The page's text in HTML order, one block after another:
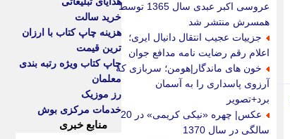
عروسی اکبر عبدی سال 1365 توسط
همسرش منتشر شد
جزییات عجیب انتقال دانیال ایری؛
اعلام رقم رضایت نامه مدافع جوان
خون های ماندگار|هومن؛ سربازی که
آرزوی پاسداری را به آسمان
برد+تصویر
عکس| چهره «نیکی کریمی» در 20
سالگی در سال 1370
خرید سالت
هزینه چاپ کتاب با ارزان
ترین قیمت
چاپ کتاب ویژه رتبه بندی
معلمان
رز موزیک
خدمات مرکزی بوش
منابع خبری